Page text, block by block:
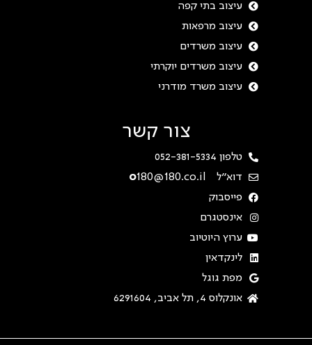
עיצוב בתי קפה
עיצוב מרפאות
עיצוב משרדים
עיצוב משרדים יוקרתי
עיצוב משרד מודרני
צור קשר
טלפון 052-381-5334
דוא"ל
o180@180.co.il
פייסבוק
אינסטגרם
ערוץ היוטיוב
לינקדאין
מפת גוגל
אונקלוס 4, תל אביב, 6291604